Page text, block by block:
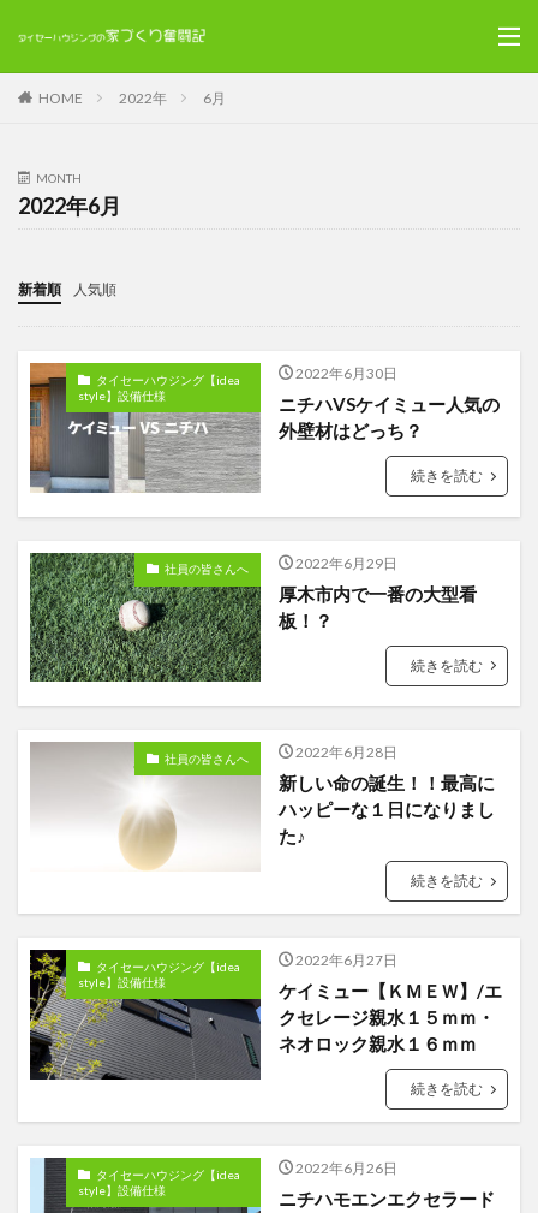
HOME 2022年 6月
MONTH
2022年6月
新着順 人気順
タイセーハウジング【idea
style】設備仕様
2022年6月30日
ニチハVSケイミュー人気の
外壁材はどっち？
続きを読む
社員の皆さんへ 2022年6月29日
厚木市内で一番の大型看
板！？
続きを読む
社員の皆さんへ 2022年6月28日
新しい命の誕生！！最高に
ハッピーな１日になりまし
た♪
続きを読む
タイセーハウジング【idea
style】設備仕様
2022年6月27日
ケイミュー【ＫＭＥＷ】/エ
クセレージ親水１５ｍｍ・
ネオロック親水１６ｍｍ
続きを読む
タイセーハウジング【idea
style】設備仕様
2022年6月26日
ニチハモエンエクセラード